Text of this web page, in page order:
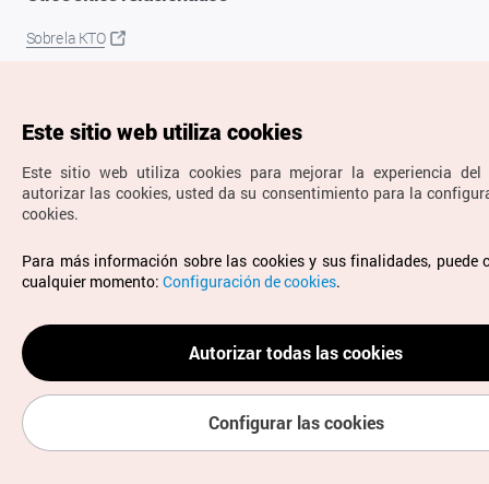
Sobre la KTO
Copyrights © Organización de Turismo de Corea. Todos los
derechos reservados.
Para informes de errores y cuestiones relacionadas con el
sitio web, dirija sus consultas al correoelectrónico oficial:
spanish@knto.or.kr
Este sitio web utiliza cookies
Este sitio web utiliza cookies para mejorar la experiencia del
autorizar las cookies, usted da su consentimiento para la
cookies.
Para más información sobre las cookies y sus finalidades, puede
cualquier momento: Configuración de cookies.
Autorizar todas las cookies
Configurar las cookies